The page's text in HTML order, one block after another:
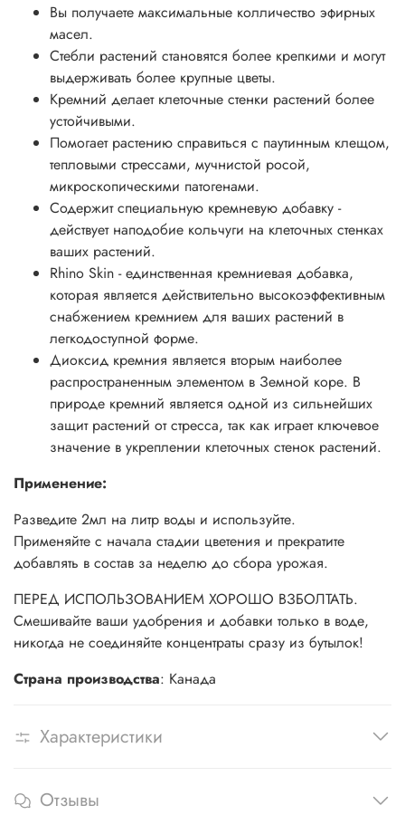
Вы получаете максимальные колличество эфирных
масел.
Стебли растений становятся более крепкими и могут
выдерживать более крупные цветы.
Кремний делает клеточные стенки растений более
устойчивыми.
Помогает растению справиться с паутинным клещом,
тепловыми стрессами, мучнистой росой,
микроскопическими патогенами.
Содержит специальную кремневую добавку -
действует наподобие кольчуги на клеточных стенках
ваших растений.
Rhino Skin - единственная кремниевая добавка,
которая является действительно высокоэффективным
снабжением кремнием для ваших растений в
легкодоступной форме.
Диоксид кремния является вторым наиболее
распространенным элементом в Земной коре. В
природе кремний является одной из сильнейших
защит растений от стресса, так как играет ключевое
значение в укреплении клеточных стенок растений.
Применение:
Разведите 2мл на литр воды и используйте.
Применяйте с начала стадии цветения и прекратите
добавлять в состав за неделю до сбора урожая.
ПЕРЕД ИСПОЛЬЗОВАНИЕМ ХОРОШО ВЗБОЛТАТЬ.
Смешивайте ваши удобрения и добавки только в воде,
никогда не соединяйте концентраты сразу из бутылок!
Страна производства: Канада
Характеристики
Отзывы